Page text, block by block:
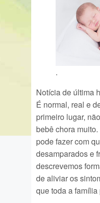
.
Notícia de última
É normal, real e
primeiro lugar,
bebê chora
pode fazer com
desamparados e
descrevemos
de aliviar os
que toda a